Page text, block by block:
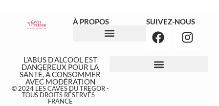
À PROPOS SUIVEZ-NOUS
L'ABUS D’ALCOOL EST
DANGEREUX POUR LA
SANTÉ, À CONSOMMER
AVEC MODÉRATION
© 2024 LES CAVES DU TREGOR -
TOUS DROITS RÉSERVÉS -
FRANCE